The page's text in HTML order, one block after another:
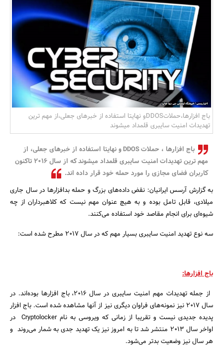
بانک، بیمه و سرمایه
باج‌ افزارها،حملاتDDOSو نهایتا استفاده از خبرهای جعلی،از مهم ترین
تهدیدات امنیت سایبری قلمداد میشوند
باج‌ افزارها ، حملات DDOS و نهایتا استفاده از خبرهای جعلی، از
مهم ترین تهدیدات امنیت سایبری قلمداد میشوند که از سال ۲۰۱۶ تاکنون
کاربران فضای مجازی را مورد حمله خود قرار داده اند.
به گزارش آرسس ایرانیان: نقض داده‌های بزرگ و حمله بدافزارها در سال جاری
میلادی، قابل تامل بوده و به هیچ عنوان مهم نیست که کلاهبرداران از چه
شیوه‌ای برای انجام مقاصد خود استفاده می‌‌کنند.
سه نوع تهدید امنیت سایبری بسیار مهم که در سال ۲۰۱۷ مطرح شده است:
باج‌ افزارها:
از جمله تهدیدات مهم امنیت سایبری در سال ۲۰۱۶، باج‌ افزارها بوده‌اند. در
سال ۲۰۱۷ نیز نمونه‌های فراوان دیگری نیز از آنها مشاهده شده است. باج‌ افزار
پدیده جدیدی نیست و تقریبا از زمانی‌ که ویروسی به نام Cryptolocker در
اواخر سال ۲۰۱۳ منتشر شد تا به امروز نیز یک تهدید جدی به شمار می‌روند و
هر سال نیز وضعیت بدتر می‌شود.